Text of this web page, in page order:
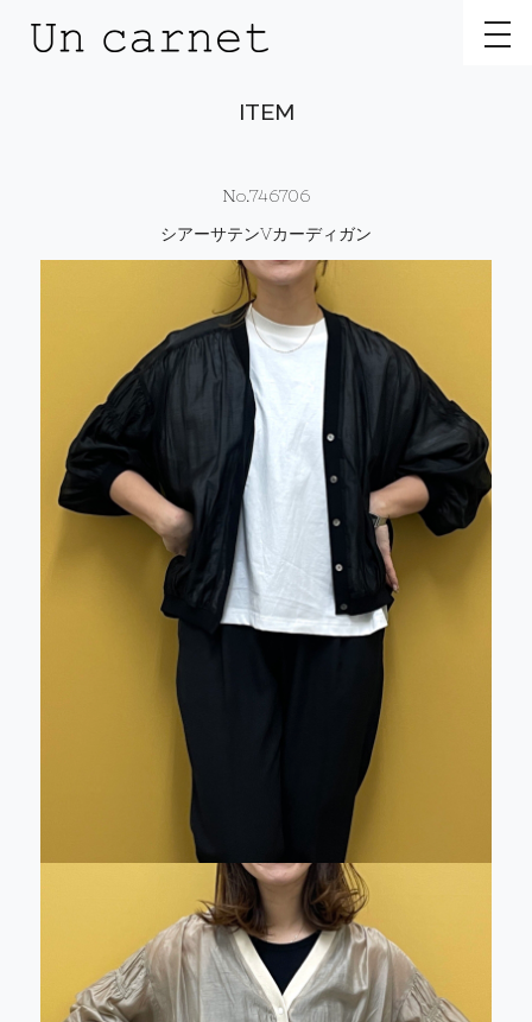
ITEM
No.746706
シアーサテンVカーディガン